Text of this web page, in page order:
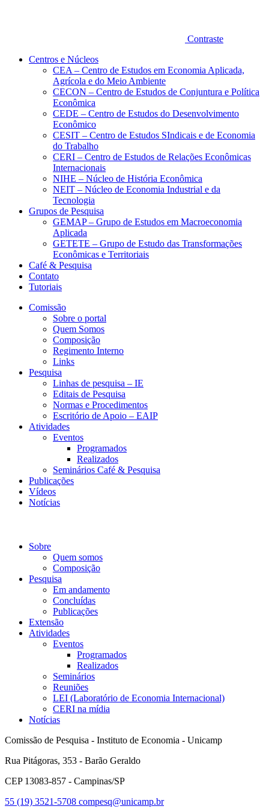
Contraste
Centros e Núcleos
CEA – Centro de Estudos em Economia Aplicada,
Agrícola e do Meio Ambiente
CECON – Centro de Estudos de Conjuntura e Política
Econômica
CEDE – Centro de Estudos do Desenvolvimento
Econômico
CESIT – Centro de Estudos SIndicais e de Economia
do Trabalho
CERI – Centro de Estudos de Relações Econômicas
Internacionais
NIHE – Núcleo de História Econômica
NEIT – Núcleo de Economia Industrial e da
Tecnologia
Grupos de Pesquisa
GEMAP – Grupo de Estudos em Macroeconomia
Aplicada
GETETE – Grupo de Estudo das Transformações
Econômicas e Territoriais
Café & Pesquisa
Contato
Tutoriais
Comissão
Sobre o portal
Quem Somos
Composição
Regimento Interno
Links
Pesquisa
Linhas de pesquisa – IE
Editais de Pesquisa
Normas e Procedimentos
Escritório de Apoio – EAIP
Atividades
Eventos
Programados
Realizados
Seminários Café & Pesquisa
Publicações
Vídeos
Notícias
Sobre
Quem somos
Composição
Pesquisa
Em andamento
Concluídas
Publicações
Extensão
Atividades
Eventos
Programados
Realizados
Seminários
Reuniões
LEI (Laboratório de Economia Internacional)
CERI na mídia
Notícias
Comissão de Pesquisa - Instituto de Economia - Unicamp
Rua Pitágoras, 353 - Barão Geraldo
CEP 13083-857 - Campinas/SP
55 (19) 3521-5708 compesq@unicamp.br